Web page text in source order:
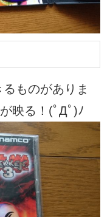
ものがありま
映る！(ﾟДﾟ)ﾉ